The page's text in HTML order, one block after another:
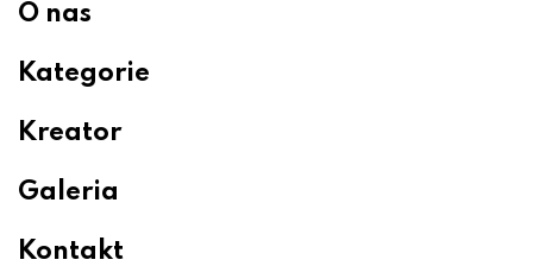
O nas
Kategorie
Kreator
Galeria
Kontakt